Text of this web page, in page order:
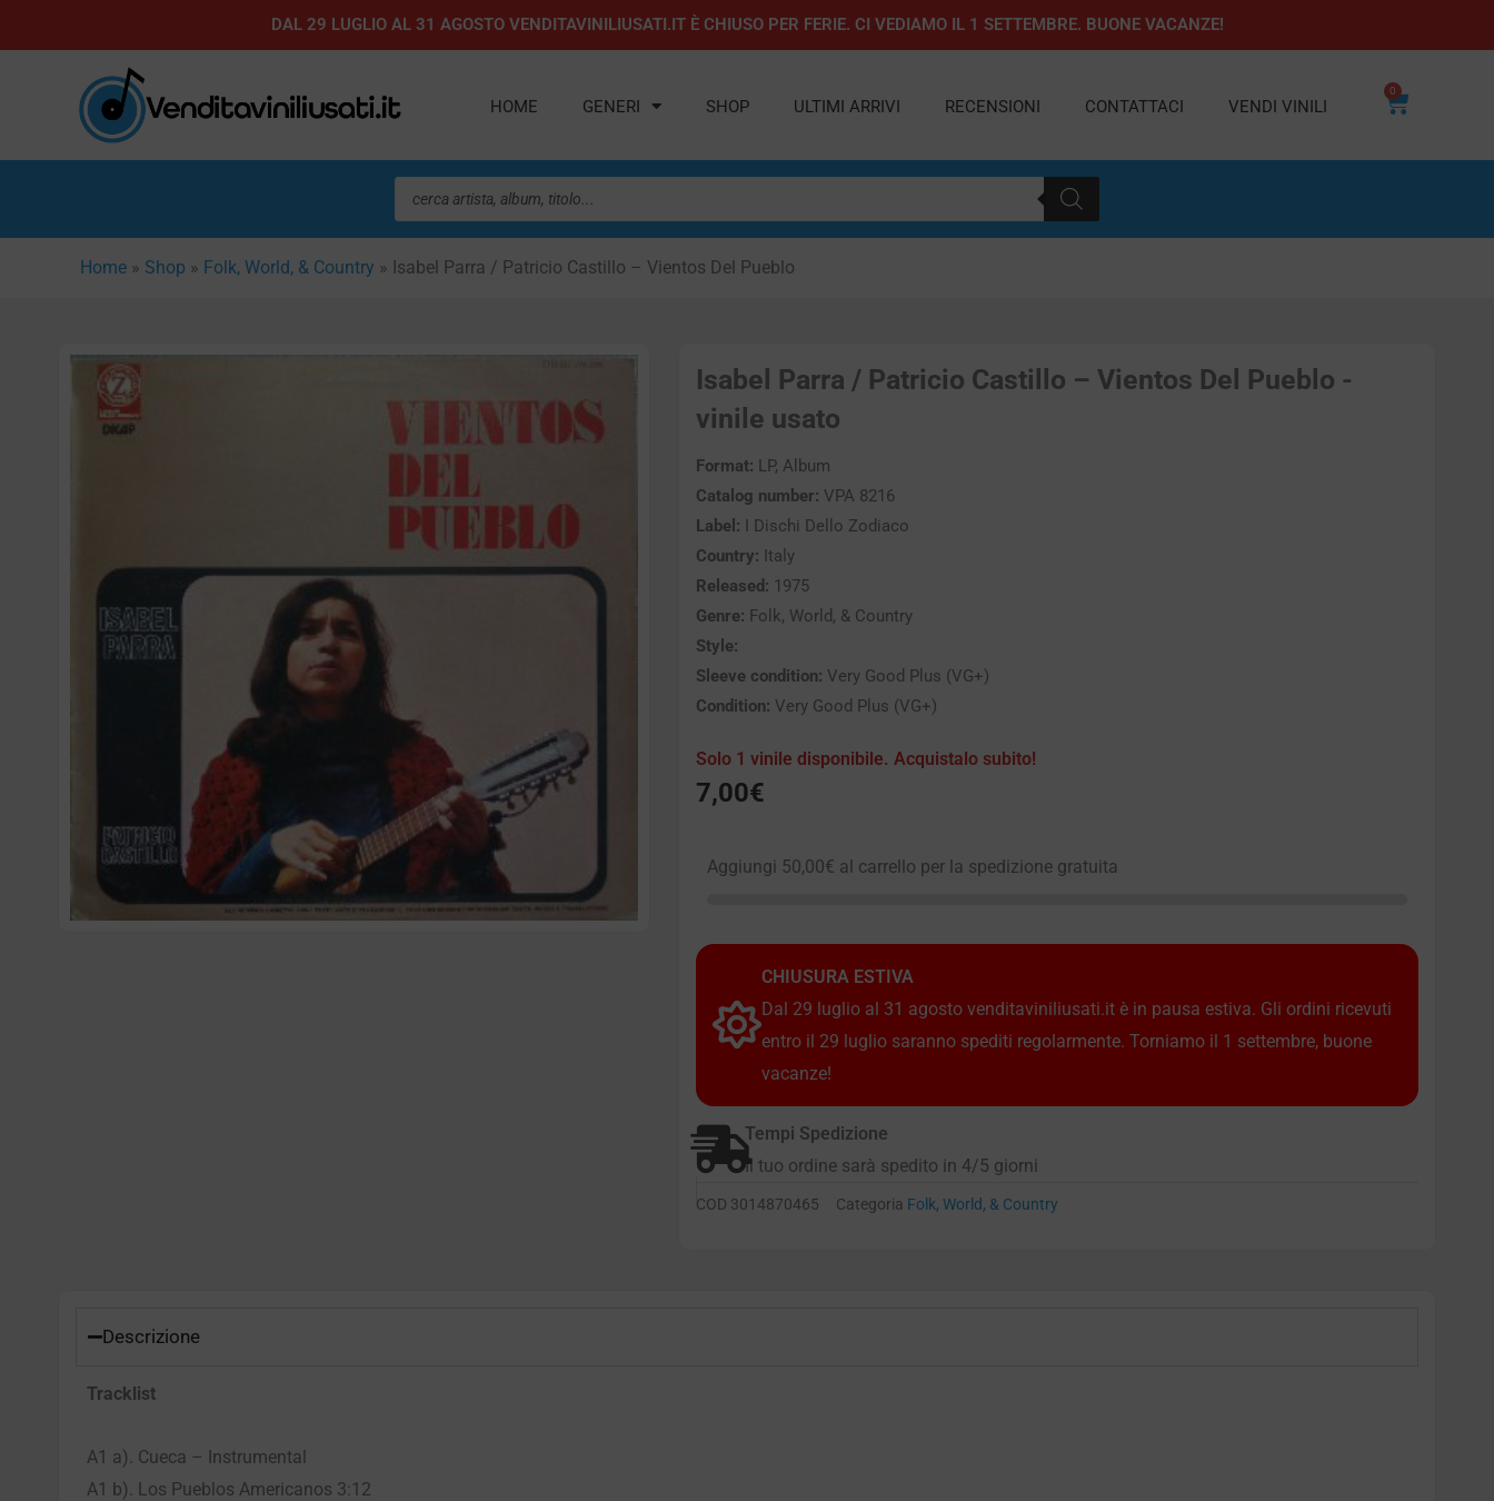
al
DAL 29 LUGLIO AL 31 AGOSTO VENDITAVINILIUSATI.IT È CHIUSO PER FERIE. CI VEDIAMO IL 1 SETTEMBRE. BUONE VACANZE!
HOME GENERI SHOP ULTIMI ARRIVI RECENSIONI CONTATTACI VENDI VINILI
0
Carrello
Ricerca
prodotti
Home » Shop » Folk, World, & Country » Isabel Parra / Patricio Castillo – Vientos Del Pueblo
Isabel Parra / Patricio Castillo – Vientos Del Pueblo -
vinile usato
Format: LP, Album
Catalog number: VPA 8216
Label: I Dischi Dello Zodiaco
Country: Italy
Released: 1975
Genre: Folk, World, & Country
Style:
Sleeve condition: Very Good Plus (VG+)
Condition: Very Good Plus (VG+)
Solo 1 vinile disponibile. Acquistalo subito!
7,00€
Aggiungi 50,00€ al carrello per la spedizione gratuita
CHIUSURA ESTIVA
Dal 29 luglio al 31 agosto venditaviniliusati.it è in pausa estiva. Gli ordini ricevuti
entro il 29 luglio saranno spediti regolarmente. Torniamo il 1 settembre, buone
vacanze!
Tempi Spedizione
Il tuo ordine sarà spedito in 4/5 giorni
COD 3014870465 Categoria Folk, World, & Country
Descrizione
Tracklist
A1 a). Cueca – Instrumental
A1 b). Los Pueblos Americanos 3:12